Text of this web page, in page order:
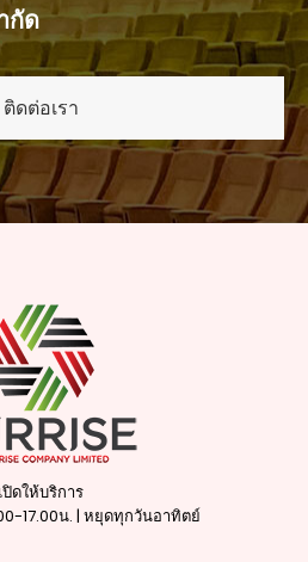
กัด
ติดต่อเรา
เปิดให้บริการ
17.00น. | หยุดทุกวันอาทิตย์